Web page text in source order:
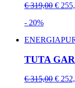
€ 319,00 €
- 20%
TUTA
€ 315,00 €